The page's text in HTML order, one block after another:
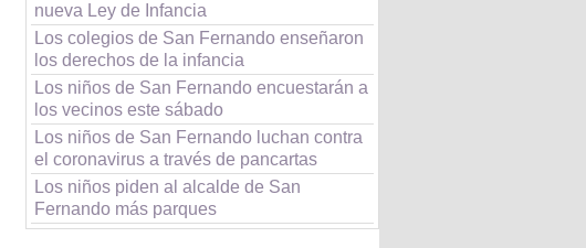
nueva Ley de Infancia
Los colegios de San Fernando enseñaron
los derechos de la infancia
Los niños de San Fernando encuestarán a
los vecinos este sábado
Los niños de San Fernando luchan contra
el coronavirus a través de pancartas
Los niños piden al alcalde de San
Fernando más parques